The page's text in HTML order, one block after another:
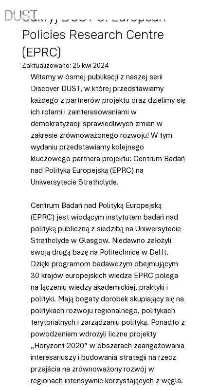
Odkryj DUST 8: European
Policies Research Centre
(EPRC)
Zaktualizowano: 25 kwi 2024
Witamy w ósmej publikacji z naszej serii
Discover DUST, w której przedstawiamy
każdego z partnerów projektu oraz dzielimy się
ich rolami i zainteresowaniami w
demokratyzacji sprawiedliwych zmian w
zakresie zrównoważonego rozwoju! W tym
wydaniu przedstawiamy kolejnego
kluczowego partnera projektu: Centrum Badań
nad Polityką Europejską (EPRC) na
Uniwersytecie Strathclyde.
Centrum Badań nad Polityką Europejską
(EPRC) jest wiodącym instytutem badań nad
polityką publiczną z siedzibą na Uniwersytecie
Strathclyde w Glasgow. Niedawno założyli
swoją drugą bazę na Politechnice w Delft.
Dzięki programom badawczym obejmującym
30 krajów europejskich wiedza EPRC polega
na łączeniu wiedzy akademickiej, praktyki i
polityki. Mają bogaty dorobek skupiający się na
politykach rozwoju regionalnego, politykach
terytorialnych i zarządzaniu polityką. Ponadto z
powodzeniem wdrożyli liczne projekty
„Horyzont 2020” w obszarach zaangażowania
interesariuszy i budowania strategii na rzecz
przejścia na zrównoważony rozwój w
regionach intensywnie korzystających z węgla.